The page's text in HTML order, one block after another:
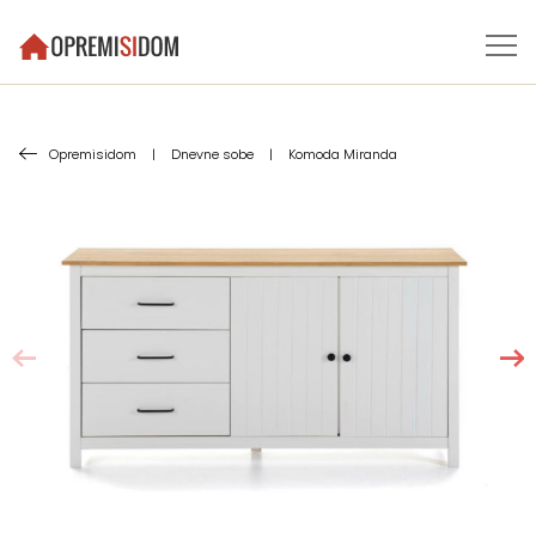
Opremisidom | Dnevne sobe | Komoda Miranda